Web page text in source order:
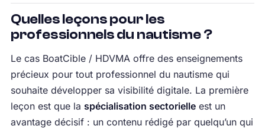
Quelles leçons pour les
professionnels du nautisme ?
Le cas BoatCible / HDVMA offre des enseignements
précieux pour tout professionnel du nautisme qui
souhaite développer sa visibilité digitale. La première
leçon est que la spécialisation sectorielleest un
avantage décisif : un contenu rédigé par quelqu’un qui